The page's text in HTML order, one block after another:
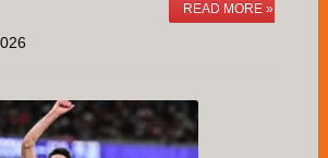
READ MORE »